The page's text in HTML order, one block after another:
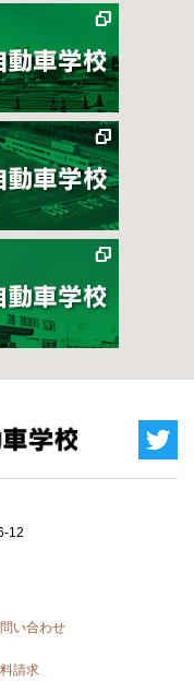
！イメトレ5ステップ
とは？違反点数と免除条
12
い合わせ
請求